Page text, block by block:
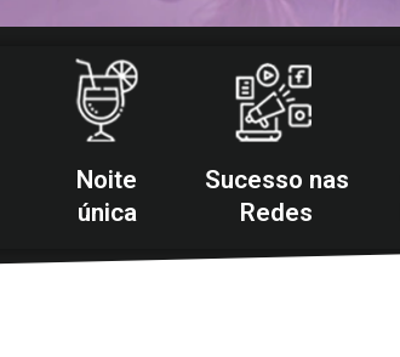
Noite
única
Sucesso nas
Redes